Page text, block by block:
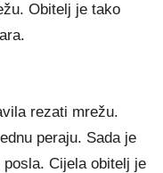
Obitelj je tako
rezati mrežu.
peraju. Sada je
Cijela obitelj je